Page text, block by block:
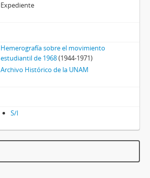
Expediente
Hemerografía sobre el movimiento
estudiantil de 1968(1944-1971)
Archivo Histórico de la UNAM
S/l